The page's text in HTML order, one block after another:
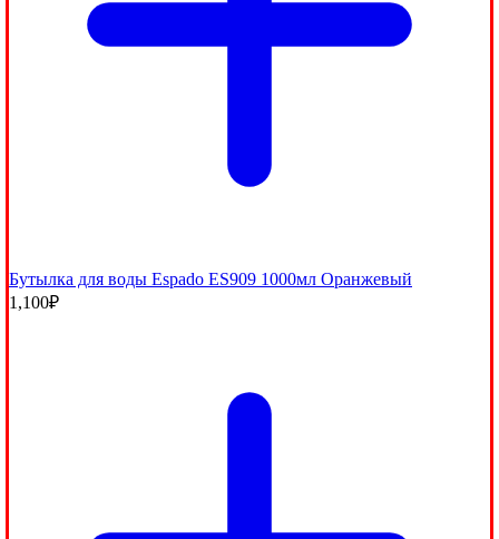
Бутылка для воды Espado ES909 1000мл Оранжевый
1,100₽